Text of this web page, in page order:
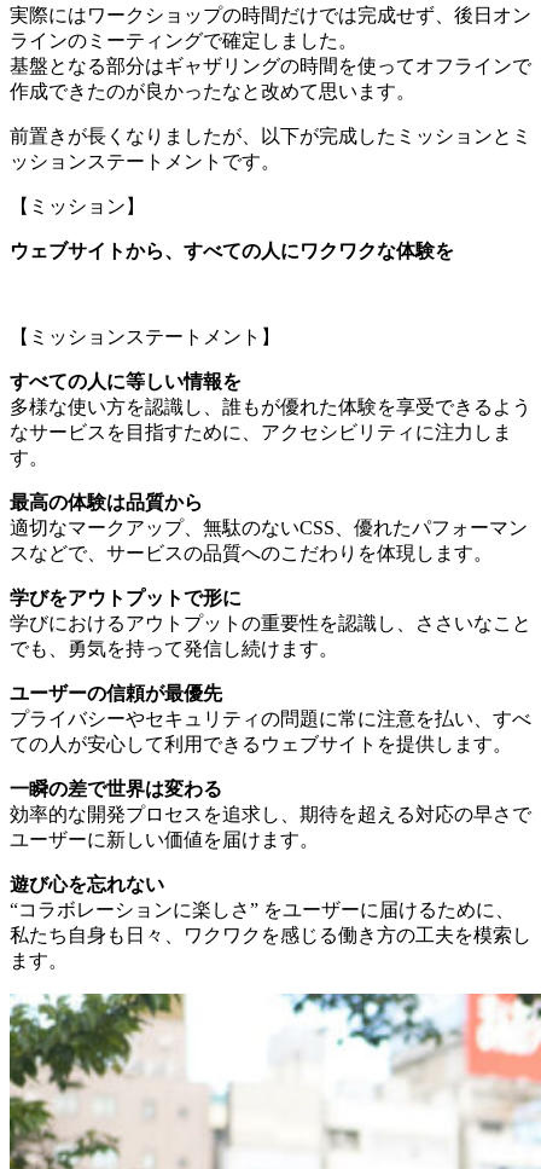
実際にはワークショップの時間だけでは完成せず、後日オン
ラインのミーティングで確定しました。
基盤となる部分はギャザリングの時間を使ってオフラインで
作成できたのが良かったなと改めて思います。
前置きが長くなりましたが、以下が完成したミッションとミ
ッションステートメントです。
【ミッション】
ウェブサイトから、すべての人にワクワクな体験を
【ミッションステートメント】
すべての人に等しい情報を
多様な使い方を認識し、誰もが優れた体験を享受できるよう
なサービスを目指すために、アクセシビリティに注力しま
す。
最高の体験は品質から
適切なマークアップ、無駄のないCSS、優れたパフォーマン
スなどで、サービスの品質へのこだわりを体現します。
学びをアウトプットで形に
学びにおけるアウトプットの重要性を認識し、
ささいなこと
でも、勇気を持って発信し続けます。
ユーザーの信頼が最優先
プライバシーやセキュリティの問題に常に注意を払い、すべ
ての人が安心して利用できるウェブサイトを提供します。
一瞬の差で世界は変わる
効率的な開発プロセスを追求し、期待を超える対応の早さで
ユーザーに新しい価値を届けます。
遊び心を忘れない
“コラボレーションに楽しさ” をユーザーに届けるために、
私たち自身も日々、ワクワクを感じる働き方の工夫を模索し
ます。